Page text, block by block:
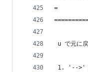
=
u で元に
1. '-->' の